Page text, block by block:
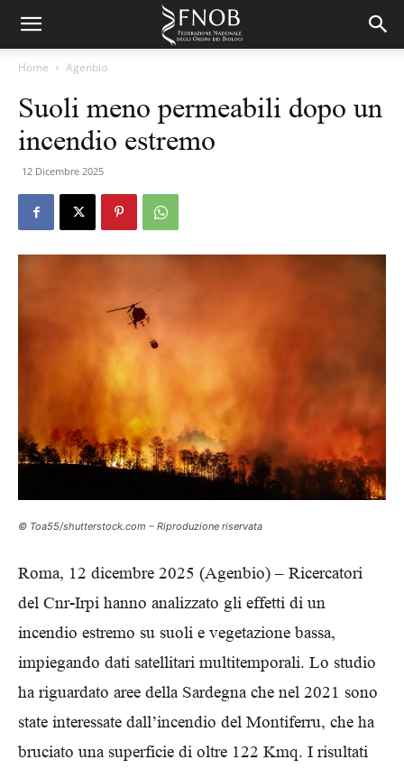
Home Agenbio
Suoli meno permeabili dopo un
incendio estremo
12 Dicembre 2025
© Toa55/shutterstock.com – Riproduzione riservata
Roma, 12 dicembre 2025 (Agenbio) – Ricercatori
del Cnr-Irpi hanno analizzato gli effetti di un
incendio estremo su suoli e vegetazione bassa,
impiegando dati satellitari multitemporali. Lo studio
ha riguardato aree della Sardegna che nel 2021 sono
state interessate dall’incendio del Montiferru, che ha
bruciato una superficie di oltre 122 Kmq. I risultati